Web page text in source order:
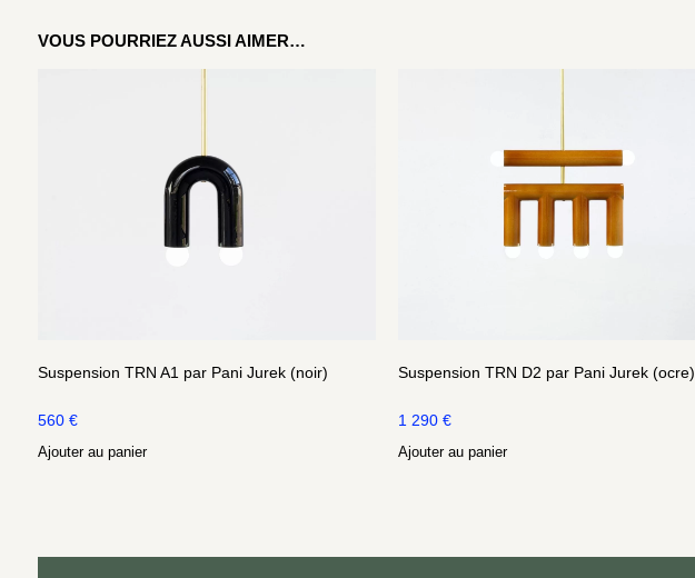
VOUS POURRIEZ AUSSI AIMER…
Suspension TRN A1 par Pani Jurek (noir)
560 €
Ajouter au panier
Suspension TRN D2 par Pani Jurek (ocre)
1 290 €
Ajouter au panier